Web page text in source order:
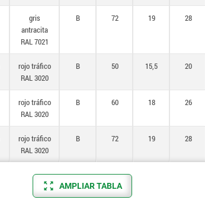
gris
antracita
RAL 7021
B 72 19 28
rojo tráfico
RAL 3020
B 50 15,5 20
rojo tráfico
RAL 3020
B 60 18 26
rojo tráfico
RAL 3020
B 72 19 28
AMPLIAR TABLA